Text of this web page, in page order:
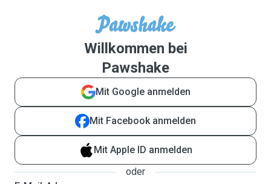
Willkommen bei
Pawshake
Mit Google anmelden
Mit Facebook anmelden
Mit Apple ID anmelden
oder